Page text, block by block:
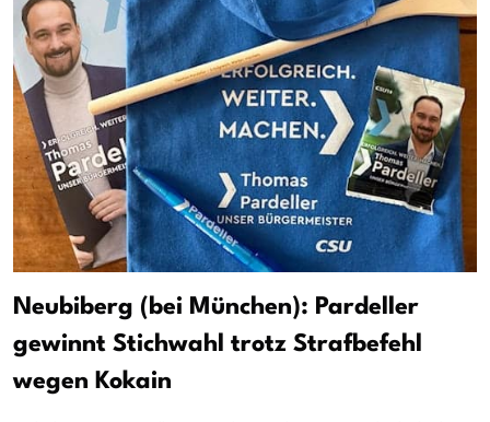
Neubiberg (bei München): Pardeller
gewinnt Stichwahl trotz Strafbefehl
wegen Kokain